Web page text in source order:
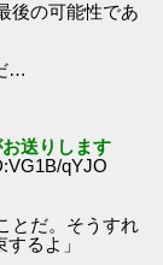
後の可能性であ
…
送りします
qYJO
とだ。そうすれ
るよ」